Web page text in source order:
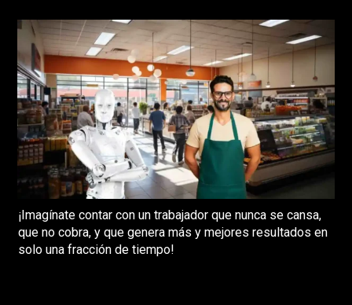
¡Imagínate contar con un trabajador que nunca se cansa,
que no cobra, y que genera más y mejores resultados en
solo una fracción de tiempo!